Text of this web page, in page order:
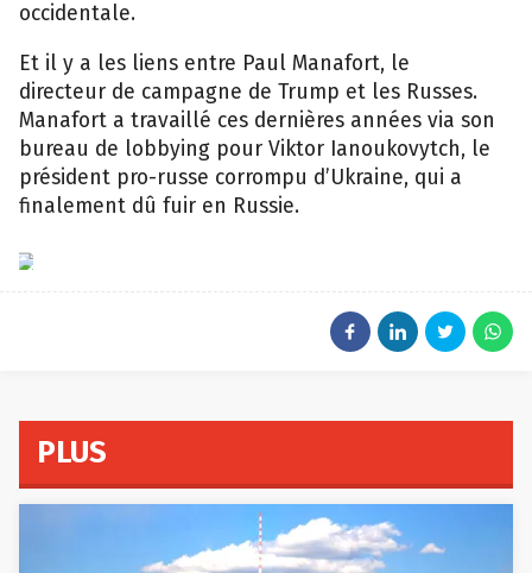
occidentale.
Et il y a les liens entre Paul Manafort, le
directeur de campagne de Trump et les Russes.
Manafort a travaillé ces dernières années via son
bureau de lobbying pour Viktor Ianoukovytch, le
président pro-russe corrompu d’Ukraine, qui a
finalement dû fuir en Russie.
epa
PLUS